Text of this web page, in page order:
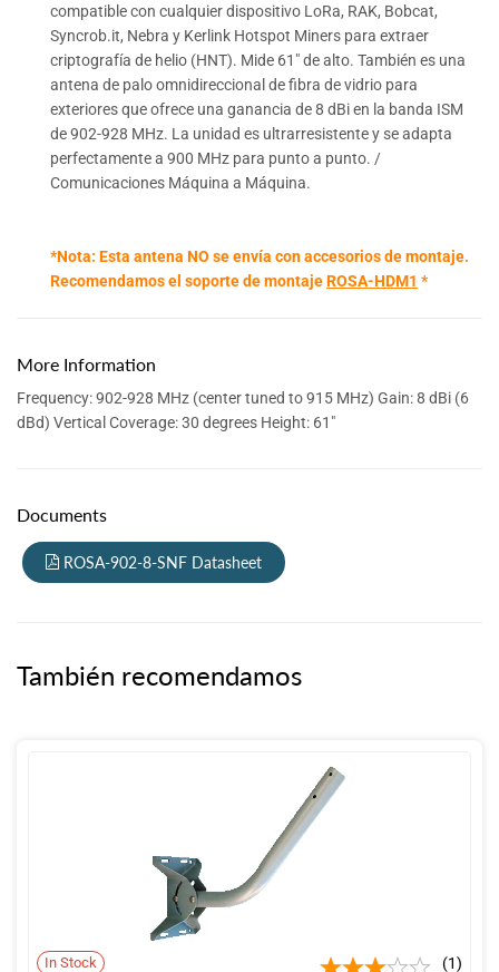
compatible con cualquier dispositivo LoRa, RAK, Bobcat,
Syncrob.it, Nebra y Kerlink Hotspot Miners para extraer
criptografía de helio (HNT). Mide 61" de alto. También es una
antena de palo omnidireccional de fibra de vidrio para
exteriores que ofrece una ganancia de 8 dBi en la banda ISM
de 902-928 MHz. La unidad es ultrarresistente y se adapta
perfectamente a 900 MHz para punto a punto. /
Comunicaciones Máquina a Máquina.
*Nota: Esta antena NO se envía con accesorios de montaje.
Recomendamos el soporte de montajeROSA-HDM1 *
More Information
Frequency: 902-928 MHz (center tuned to 915 MHz) Gain: 8 dBi (6
dBd) Vertical Coverage: 30 degrees Height: 61"
Documents
ROSA-902-8-SNF Datasheet
También recomendamos
In Stock 1